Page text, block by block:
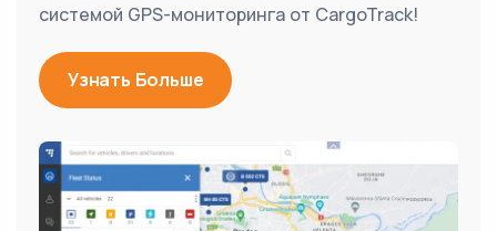
системой GPS-мониторинга от CargoTrack!
Узнать Больше